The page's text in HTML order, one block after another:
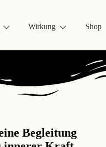
Wirkung Shop
Begleitung